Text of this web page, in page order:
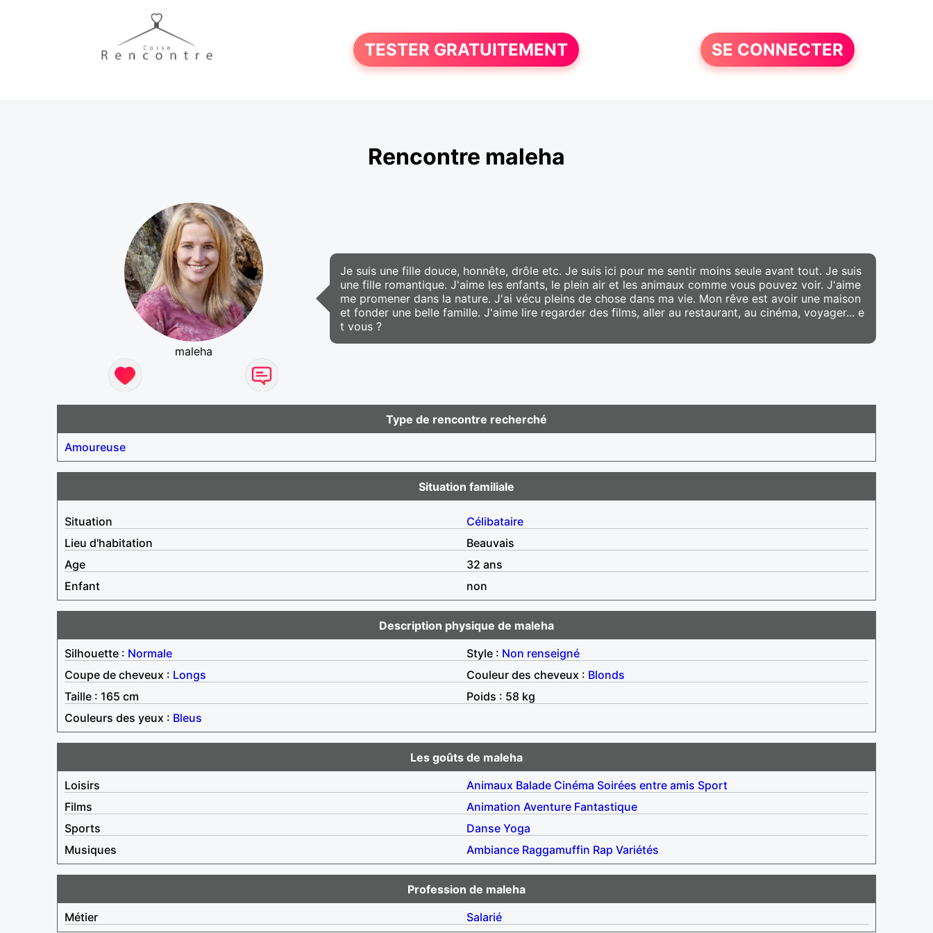
TESTER GRATUITEMENT SE CONNECTER
Rencontre maleha
maleha
Je suis une fille douce, honnête, drôle etc. Je suis ici pour me sentir moins seule avant tout. Je suis
une fille romantique. J'aime les enfants, le plein air et les animaux comme vous pouvez voir. J'aime
me promener dans la nature. J'ai vécu pleins de chose dans ma vie. Mon rêve est avoir une maison
et fonder une belle famille. J'aime lire regarder des films, aller au restaurant, au cinéma, voyager... e
t vous ?
Type de rencontre recherché
Amoureuse
Situation familiale
Situation
Célibataire
Lieu d'habitation
Beauvais
Age
32 ans
Enfant
non
Description physique de maleha
Silhouette : Normale Style : Non renseigné
Coupe de cheveux : Longs Couleur des cheveux : Blonds
Taille : 165 cm
Poids : 58 kg
Couleurs des yeux : Bleus
Les goûts de maleha
Loisirs
Animaux Balade Cinéma Soirées entre amis Sport
Films
Animation Aventure Fantastique
Sports
Danse Yoga
Musiques
Ambiance Raggamuffin Rap Variétés
Profession de maleha
Métier
Salarié